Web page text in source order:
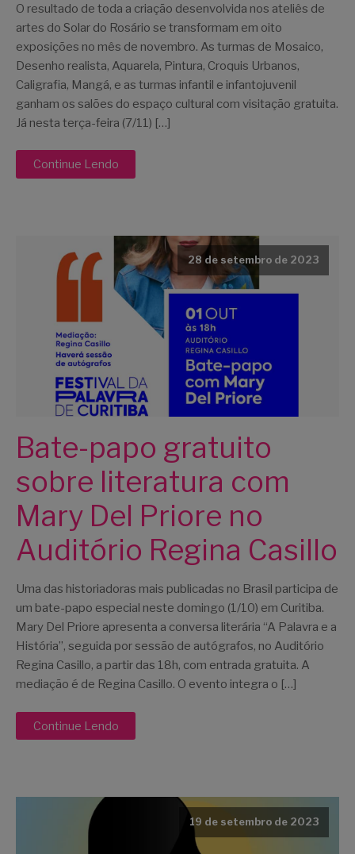
O resultado de toda a criação desenvolvida nos ateliês de
artes do Solar do Rosário se transformam em oito
exposições no mês de novembro. As turmas de Mosaico,
Desenho realista, Aquarela, Pintura, Croquis Urbanos,
Caligrafia, Mangá, e as turmas infantil e infantojuvenil
ganham os salões do espaço cultural com visitação gratuita.
Já nesta terça-feira (7/11) […]
Continue Lendo
28 de setembro de 2023
Bate-papo gratuito
sobre literatura com
Mary Del Priore no
Auditório Regina Casillo
Uma das historiadoras mais publicadas no Brasil participa de
um bate-papo especial neste domingo (1/10) em Curitiba.
Mary Del Priore apresenta a conversa literária “A Palavra e a
História”, seguida por sessão de autógrafos, no Auditório
Regina Casillo, a partir das 18h, com entrada gratuita. A
mediação é de Regina Casillo. O evento integra o […]
Continue Lendo
19 de setembro de 2023